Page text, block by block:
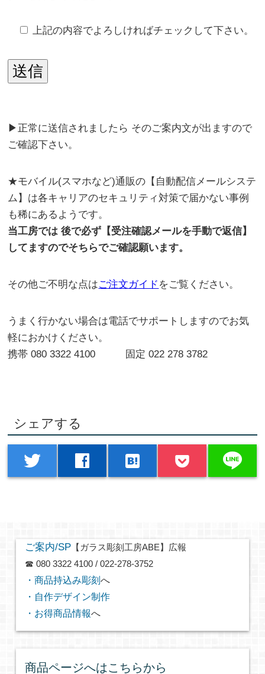
上記の内容でよろしければチェックして下さい。
▶正常に送信されましたら そのご案内文が出ますので
ご確認下さい。
★モバイル(スマホなど)通販の【自動配信メールシステ
ム】は各キャリアのセキュリティ対策で届かない事例
も稀にあるようです。
当工房では 後で必ず【受注確認メールを手動で返信】
してますのでそちらでご確認願います。
その他ご不明な点はご注文ガイド をご覧ください。
うまく行かない場合は電話でサポートしますのでお気
軽におかけください。
携帯 080 3322 4100 固定 022 278 3782
シェアする
twitter facebook hatenabookmark line
ご案内/SP【ガラス彫刻工房ABE】広報
☎ 080 3322 4100 / 022-278-3752
・商品持込み彫刻 へ
・自作デザイン制作
・お得商品情報へ
商品ページへはこちらから